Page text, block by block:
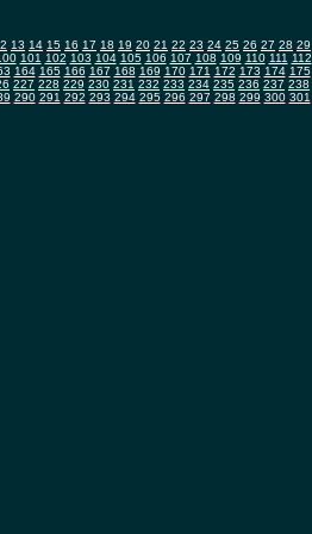
13 14 15 16 17 18 19 20 21 22 23 24 25 26 27 28 29
101 102 103 104 105 106 107 108 109 110 111 112
164 165 166 167 168 169 170 171 172 173 174 175
227 228 229 230 231 232 233 234 235 236 237 238
290 291 292 293 294 295 296 297 298 299 300 301